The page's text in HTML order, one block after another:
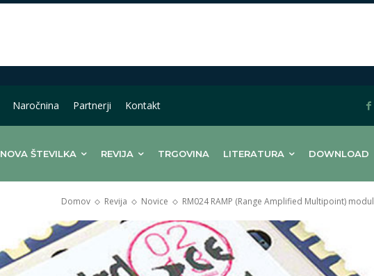
Naročnina Partnerji Kontakt
NOVA ŠTEVILKA REVIJA TRGOVINA LITERATURA DOWNLOAD
Domov Revija Novice RM024 RAMP (Range Amplified Multipoint)